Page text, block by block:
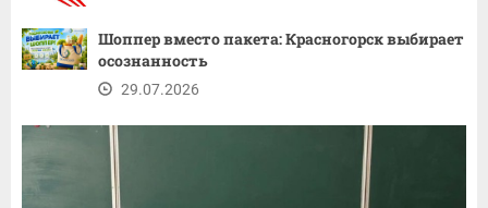
Шоппер вместо пакета: Красногорск выбирает
осознанность
29.07.2026